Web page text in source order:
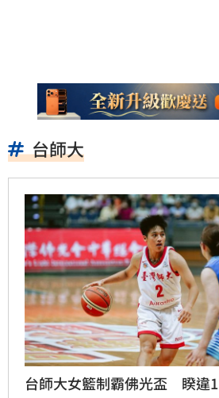
台師大
台師大女籃制霸佛光盃 睽違